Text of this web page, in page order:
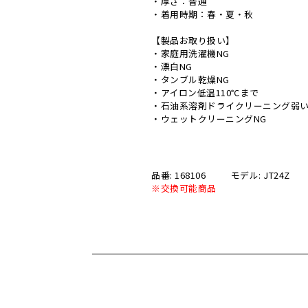
・着用時期：春・夏・秋
【製品お取り扱い】
・家庭用洗濯機NG
・漂白NG
・タンブル乾燥NG
・アイロン低温110℃まで
・石油系溶剤ドライクリーニング弱
・ウェットクリーニングNG
品番: 168106
モデル: JT24Z
※交換可能商品